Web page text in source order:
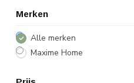
Merken
Alle merken
Maxime Home